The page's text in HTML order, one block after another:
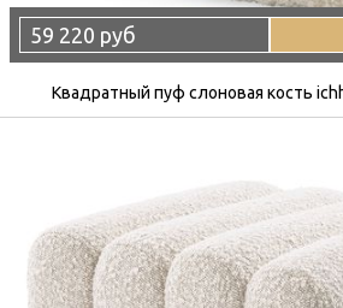
59 220 руб
Квадратный пуф слоновая кость